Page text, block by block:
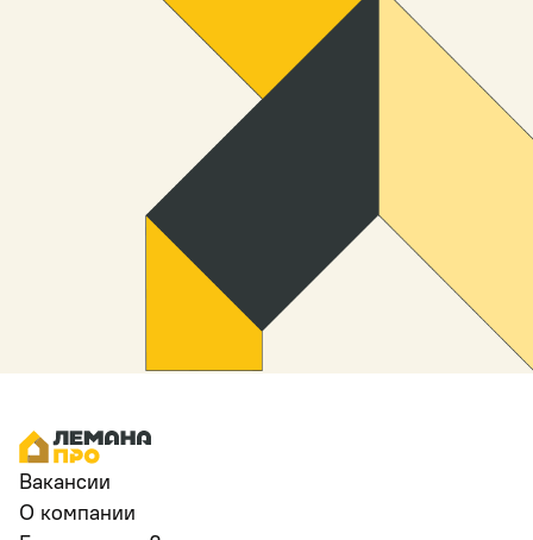
Вакансии
О компании